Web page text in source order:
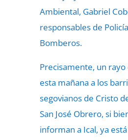
Ambiental, Gabriel
responsables de
Bomberos.
Precisamente, un rayo
esta mañana a los
segovianos de Cristo
San José Obrero, si
informan a Ical, ya